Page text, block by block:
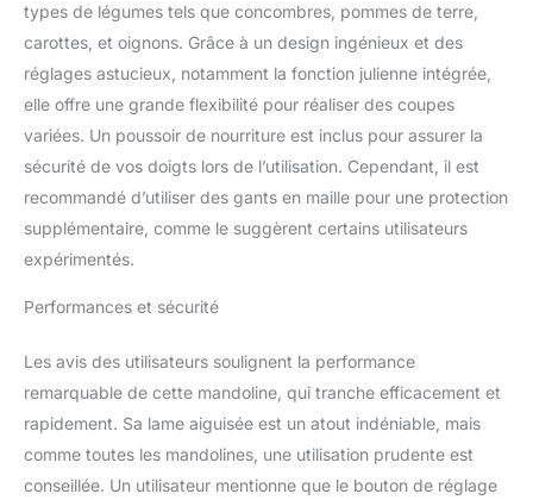
verrouillage empêche la
flexion, et le plastique
sans BPA assure sécurité
et santé Sûr et facile à
utiliser : la trancheuse
alimentaire change de
style de tranchage avec
une torsion. Le poussoir
alimentaire garde les
mains en sécurité, et un
place : lame amovible
pour un nettoyage facile,
passe au lave-vaisselle.
Une petite brosse aide à
éliminer les taches
tenaces. Pieds pliables et
types de légumes tels que concombres, pommes de terre,
carottes, et oignons. Grâce à un design ingénieux et des
réglages astucieux, notamment la fonction julienne intégrée,
elle offre une grande flexibilité pour réaliser des coupes
variées. Un poussoir de nourriture est inclus pour assurer la
sécurité de vos doigts lors de l’utilisation. Cependant, il est
recommandé d’utiliser des gants en maille pour une protection
supplémentaire, comme le suggèrent certains utilisateurs
expérimentés.
Performances et sécurité
Les avis des utilisateurs soulignent la performance
remarquable de cette mandoline, qui tranche efficacement et
rapidement. Sa lame aiguisée est un atout indéniable, mais
comme toutes les mandolines, une utilisation prudente est
conseillée. Un utilisateur mentionne que le bouton de réglage